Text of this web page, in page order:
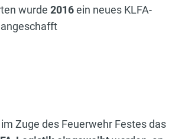
wurde 2016ein neues KLFA-
Zuge des Feuerwehr Festes das